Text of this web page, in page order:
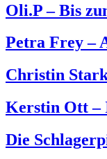
Oli.P – Bis
Petra Frey –
Christin
Kerstin Ott –
Die